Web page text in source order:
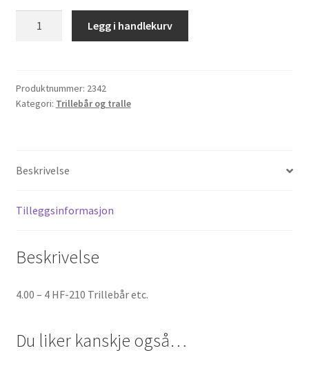
210
Trillebår
Legg i handlekurv
Produktnummer: 2342
Kategori: Trillebår og tralle
Beskrivelse
Tilleggsinformasjon
Beskrivelse
4.00 – 4 HF-210 Trillebår etc.
Du liker kanskje også…